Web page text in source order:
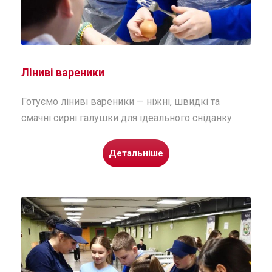
Ліниві вареники
Готуємо ліниві вареники — ніжні, швидкі та
смачні сирні галушки для ідеального сніданку.
Детальніше